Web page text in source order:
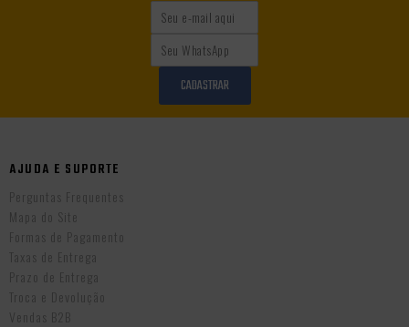
CADASTRAR
AJUDA E SUPORTE
Perguntas Frequentes
Mapa do Site
Formas de Pagamento
Taxas de Entrega
Prazo de Entrega
Troca e Devolução
Vendas B2B